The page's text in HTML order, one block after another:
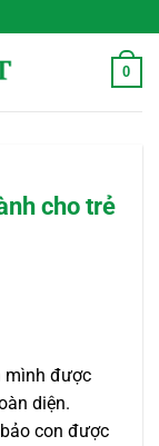
0
cho trẻ
mình được
diện.
con được